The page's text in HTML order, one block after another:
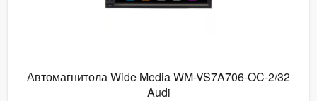
Автомагнитола Wide Media WM-VS7A706-OC-2/32
Audi